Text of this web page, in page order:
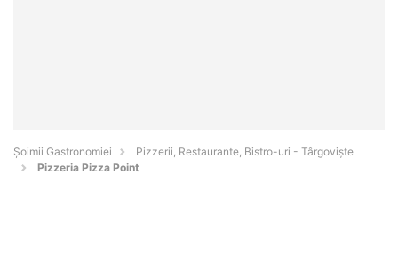
Șoimii Gastronomiei
Pizzerii, Restaurante, Bistro-uri - Târgovişte
Pizzeria Pizza Point